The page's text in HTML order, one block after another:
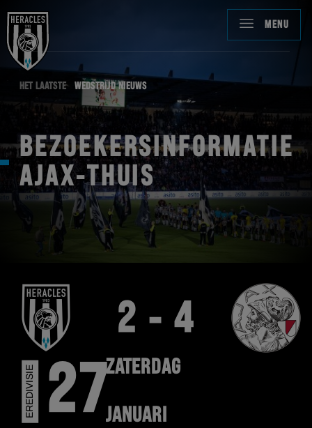
MENU
HET LAATSTE WEDSTRIJD NIEUWS
BEZOEKERSINFORMATIE
AJAX-THUIS
EREDIVISIE 27ZATERDAG
JANUARI
2 - 4